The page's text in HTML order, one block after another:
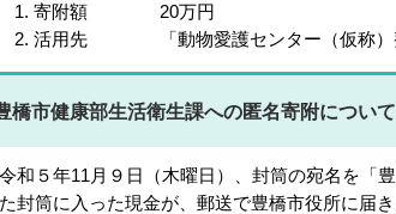
寄附額 20万円
活用先 「動物愛護センター（仮称）整
橋市健康部生活衛生課への匿名寄附につい
５年11月９日（木曜日）、封筒の宛名を「
封筒に入った現金が、郵送で豊橋市役所に届き